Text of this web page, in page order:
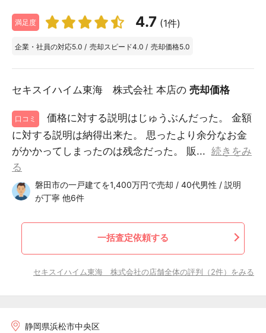
満足度 4.7 (1件)
企業・社員の対応5.0 / 売却スピード4.0 / 売却価格5.0
セキスイハイム東海 株式会社 本店の 売却価格
口コミ
価格に対する説明はじゅうぶんだった。 金額
に対する説明は納得出来た。 思ったより余分なお金
がかかってしまったのは残念だった。 販... 続きをみ
る
磐田市の一戸建てを1,400万円で売却 / 40代男性 / 説明
が丁寧 他6件
一括査定依頼する
セキスイハイム東海 株式会社の店舗全体の評判（2件）をみる
静岡県浜松市中央区